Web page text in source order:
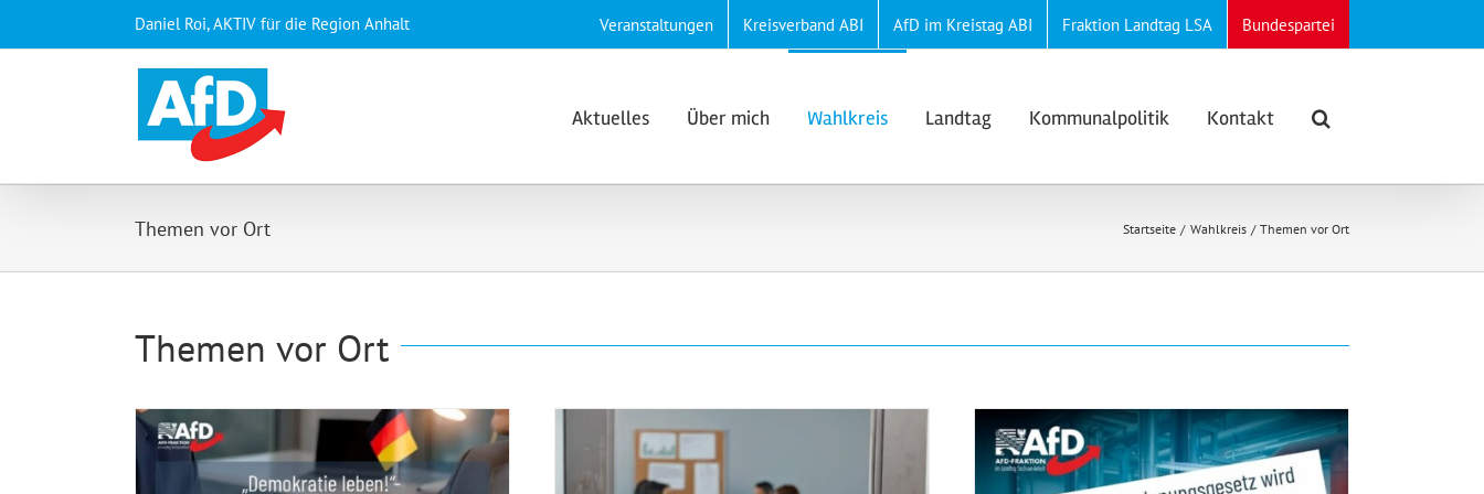
springen
Daniel Roi, AKTIV für die Region Anhalt Veranstaltungen Kreisverband ABI AfD im Kreistag ABI Fraktion Landtag LSA Bundespartei
Aktuelles Über mich Wahlkreis Landtag Kommunalpolitik Kontakt
Themen vor Ort Startseite Wahlkreis Themen vor Ort
Themen vor Ort